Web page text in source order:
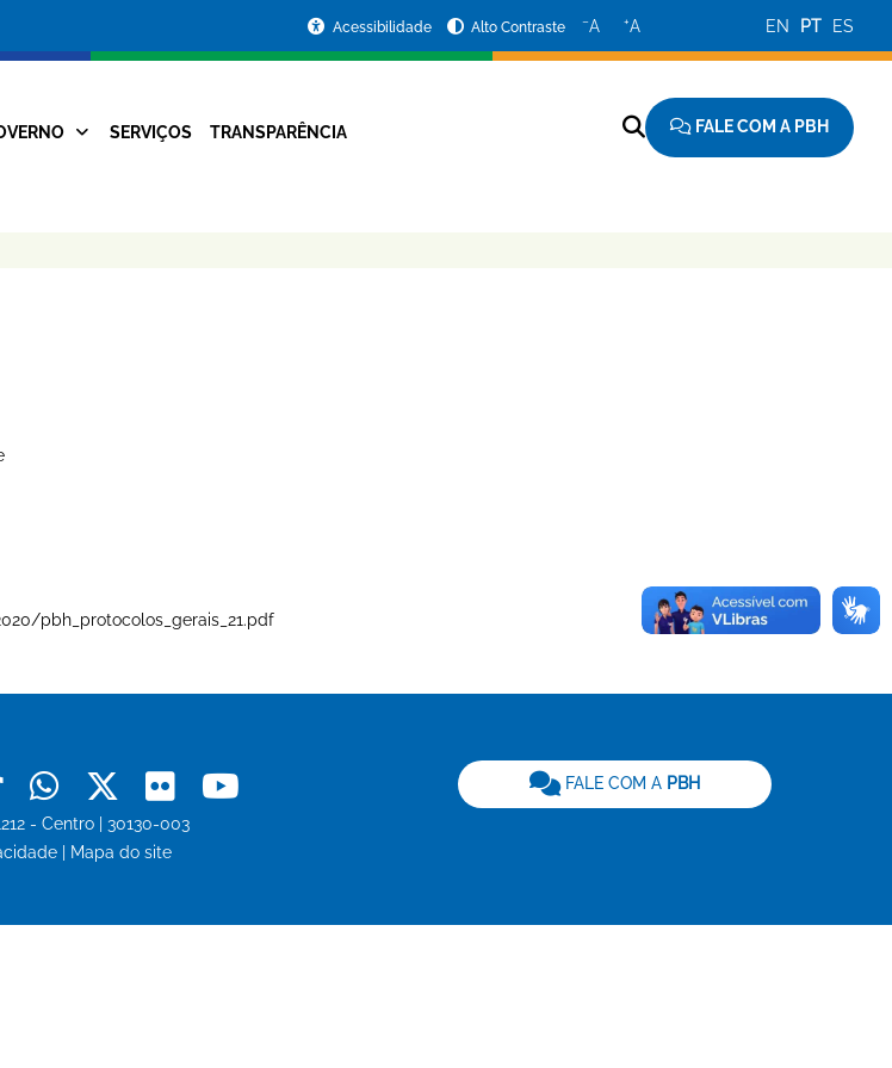
Acessibilidade Alto Contraste −A +A EN PT ES
Navegação
SERVIÇOS TRANSPARÊNCIA FALE COM A PBH
pbh_protocolos_gerais_21.pdf
TiktokWhatsapp
X Flickr
- Centro | 30130-003
Mapa do site
FALE COM A PBH